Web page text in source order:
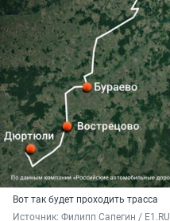
Вот так будет проходить трасса
Источник: Филипп Сапегин / E1.RU